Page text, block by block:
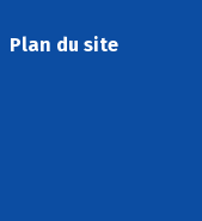
Plan du site